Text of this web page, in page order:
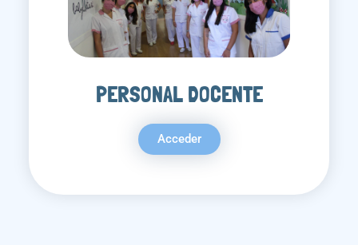
PERSONAL DOCENTE
Acceder